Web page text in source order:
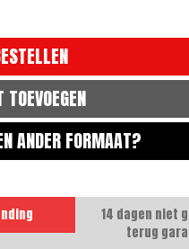
TOEVOEGEN
ANDER FORMAAT?
14 dagen niet
terug